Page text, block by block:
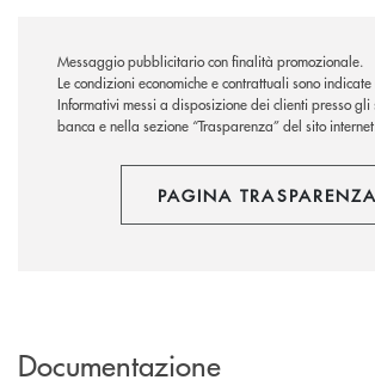
Messaggio pubblicitario con finalità promozionale.
Le condizioni economiche e contrattuali sono
Informativi messi a disposizione dei clienti presso
banca e nella sezione “Trasparenza” del sito
PAGINA TRASPARENZA
Documentazione